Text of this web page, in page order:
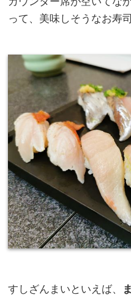
って、美味しそうなお寿
すしざんまいといえば、